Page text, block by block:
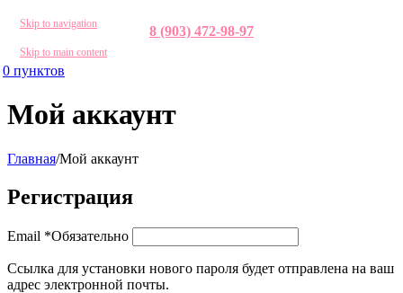
Skip to navigation
Skip to main content
8 (903) 472-98-97
0 пунктов
Мой аккаунт
Главная/Мой аккаунт
Регистрация
Email *Обязательно
Ссылка для установки нового пароля будет отправлена ​​на ваш
адрес электронной почты.